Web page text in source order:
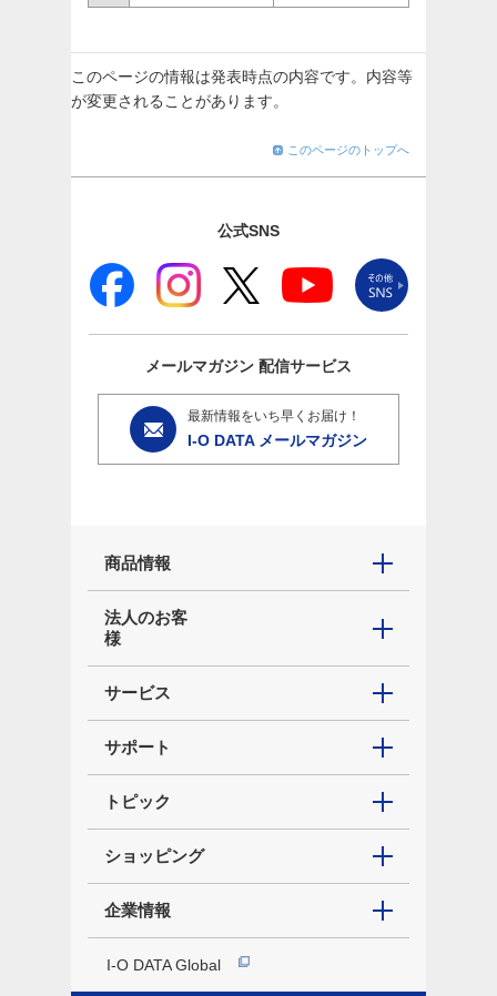
このページの情報は発表時点の内容です。内容等
が変更されることがあります。
このページのトップへ
公式SNS
メールマガジン 配信サービス
最新情報をいち早くお届け！
I-O DATA メールマガジン
商品情報
法人のお客
様
サービス
サポート
トピック
ショッピング
企業情報
I-O DATA Global